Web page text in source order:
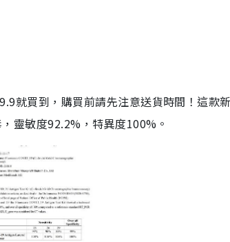
就買到，購買前請先注意送貨時間！這款
靈敏度92.2%，特異度100%。